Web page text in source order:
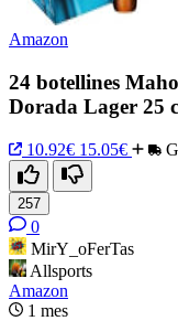
Amazon
24 botellines
Dorada Lager 25
10.92€ 15.05€
257
0
MirY_oFerTas
Allsports
Amazon
1 mes